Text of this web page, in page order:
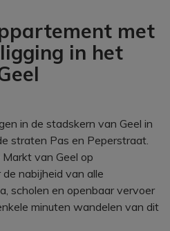
met
in het
in de stadskern van Geel in
straten Pas en Peperstraat.
van Geel op
nabijheid van alle
scholen en openbaar vervoer
minuten wandelen van dit